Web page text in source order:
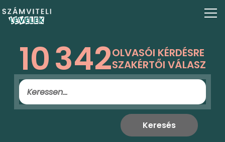
10342OLVASÓI KÉRDÉSRE
SZAKÉRTŐI VÁLASZ